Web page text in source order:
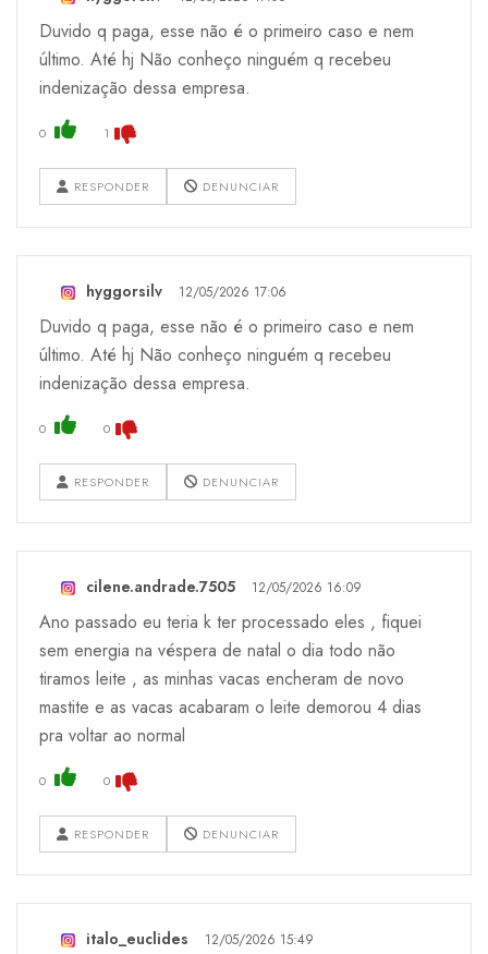
Duvido q paga, esse não é o primeiro caso e nem
último. Até hj Não conheço ninguém q recebeu
indenização dessa empresa.
0 1
RESPONDER DENUNCIAR
hyggorsilv 12/05/2026 17:06
Duvido q paga, esse não é o primeiro caso e nem
último. Até hj Não conheço ninguém q recebeu
indenização dessa empresa.
0 0
RESPONDER DENUNCIAR
cilene.andrade.7505 12/05/2026 16:09
Ano passado eu teria k ter processado eles , fiquei
sem energia na véspera de natal o dia todo não
tiramos leite , as minhas vacas encheram de novo
mastite e as vacas acabaram o leite demorou 4 dias
pra voltar ao normal
0 0
RESPONDER DENUNCIAR
italo_euclides 12/05/2026 15:49